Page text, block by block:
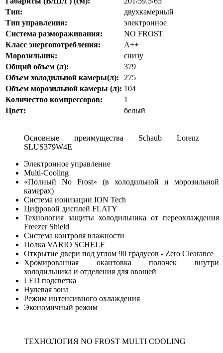
Тип:
двухкамерный
Тип управления:
электронное
Система размораживания:
NO FROST
Класс энергопотребления:
A++
Морозильник:
снизу
Общий объем (л):
379
Объем холодильной камеры(л):
275
Объем морозильной камеры (л): 104
Количество компрессоров:
1
Цвет:
белый
Основные преимущества Schaub Lorenz
SLUS379W4E
Электронное управление
Multi-Cooling
«Полный No Frost» (в холодильной и морозильной
камерах)
Система ионизации ION Tech
Цифровой дисплей FLATY
Технология защиты холодильника от переохлаждения
Freezer Shield
Система контроля влажности
Полка VARIO SCHELF
Открытие двери под углом 90 градусов - Zero Clearance
Хромированная окантовка полочек внутри
холодильника и отделения для овощей
LED подсветка
Нулевая зона
Режим интенсивного охлаждения
Экономичный режим
ТЕХНОЛОГИЯ NO FROST MULTI COOLING